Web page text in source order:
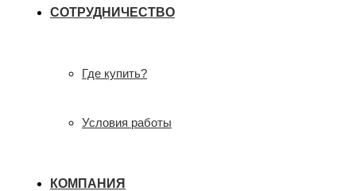
СОТРУДНИЧЕСТВО
Где купить?
Условия работы
КОМПАНИЯ